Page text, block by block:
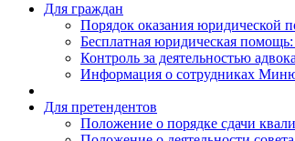
Для граждан
Порядок оказания юридической
Бесплатная юридическая
Контроль за деятельностью
Информация о сотрудниках
Для претендентов
Положение о порядке сдачи